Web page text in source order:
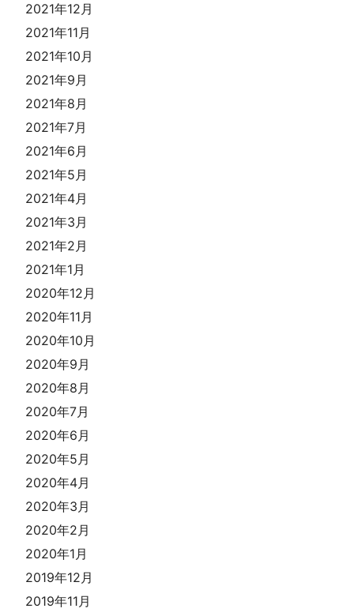
2021年12月
2021年11月
2021年10月
2021年9月
2021年8月
2021年7月
2021年6月
2021年5月
2021年4月
2021年3月
2021年2月
2021年1月
2020年12月
2020年11月
2020年10月
2020年9月
2020年8月
2020年7月
2020年6月
2020年5月
2020年4月
2020年3月
2020年2月
2020年1月
2019年12月
2019年11月